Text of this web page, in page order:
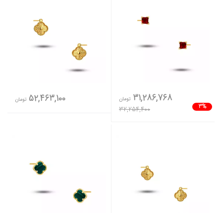
3%
31,286,768 تومان
32,254,400
52,463,100 تومان